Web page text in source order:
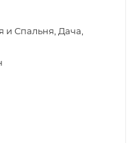
и Спальня, Дача,